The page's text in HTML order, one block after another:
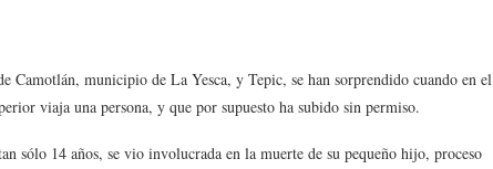
Camotlán, municipio de La Yesca, y Tepic, se han sorprendido cuando en el
viaja una persona, y que por supuesto ha subido sin permiso.
sólo 14 años, se vio involucrada en la muerte de su pequeño hijo, proceso